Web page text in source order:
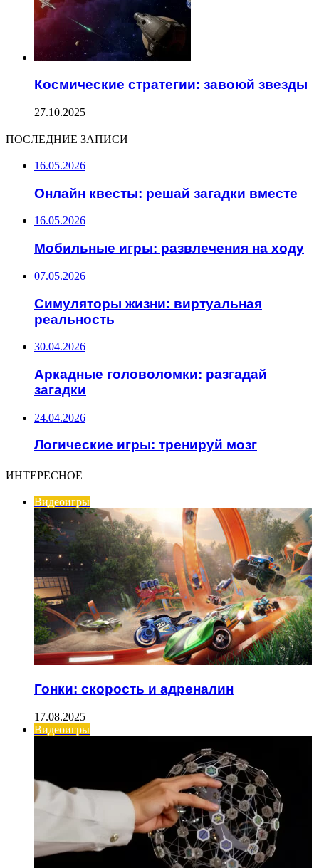
Космические стратегии: завоюй звезды
27.10.2025
ПОСЛЕДНИЕ ЗАПИСИ
16.05.2026
Онлайн квесты: решай загадки вместе
16.05.2026
Мобильные игры: развлечения на ходу
07.05.2026
Симуляторы жизни: виртуальная
реальность
30.04.2026
Аркадные головоломки: разгадай
загадки
24.04.2026
Логические игры: тренируй мозг
ИНТЕРЕСНОЕ
Видеоигры
Гонки: скорость и адреналин
17.08.2025
Видеоигры